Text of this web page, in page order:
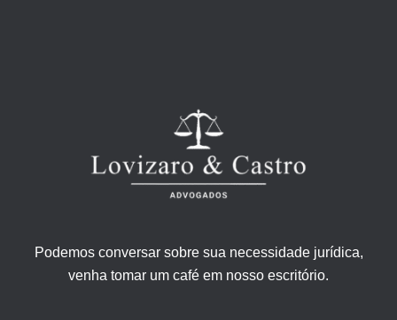
Podemos conversar sobre sua necessidade jurídica,
venha tomar um café em nosso escritório.